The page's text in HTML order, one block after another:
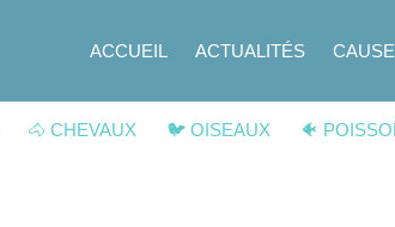
ACCUEIL ACTUALITÉS
🐴 CHEVAUX 🐦 OISEAUX 🐠